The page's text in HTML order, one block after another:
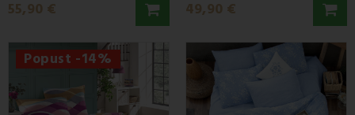
55,90 € 49,90 €
Popust -14%